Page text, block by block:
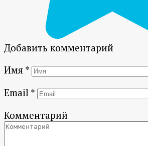
Добавить комментарий
Имя *
Email *
Комментарий